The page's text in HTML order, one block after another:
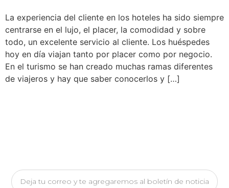
La experiencia del cliente en los hoteles ha sido siempre
centrarse en el lujo, el placer, la comodidad y sobre
todo, un excelente servicio al cliente. Los huéspedes
hoy en día viajan tanto por placer como por negocio.
En el turismo se han creado muchas ramas diferentes
de viajeros y hay que saber conocerlos y […]